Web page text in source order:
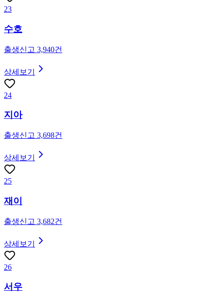
23
수호
출생신고 3,940건
상세보기
24
지아
출생신고 3,698건
상세보기
25
재이
출생신고 3,682건
상세보기
26
서우